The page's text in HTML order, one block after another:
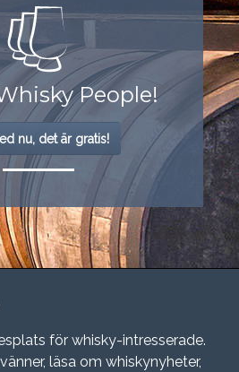
People!
nu, det är gratis!
för whisky-intresserade.
läsa om whiskynyheter,